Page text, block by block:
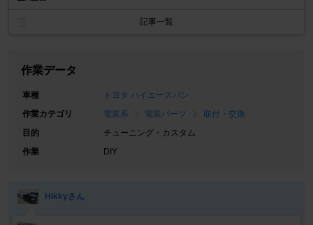
記事一覧
作業データ
車種
トヨタ ハイエースバン
作業カテゴリ
電装系 電装パーツ
取付・交換
目的
チューニング・カスタム
作業
DIY
Hikkyさん